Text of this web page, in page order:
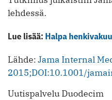
lehdessä.
Lue lisää: Halpa
Lähde: Jama Internal
2015;DOI:10.1001/
Uutispalvelu Duodecim